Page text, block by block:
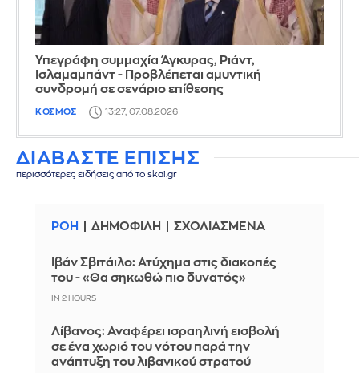
Υπεγράφη συμμαχία Άγκυρας, Ριάντ,
Ισλαμαμπάντ - Προβλέπεται αμυντική
συνδρομή σε σενάριο επίθεσης
ΚΟΣΜΟΣ 13:27, 07.08.2026
ΔΙΑΒΑΣΤΕ ΕΠΙΣΗΣ
περισσότερες ειδήσεις από το skai.gr
ΡΟΗ ΔΗΜΟΦΙΛΗ ΣΧΟΛΙΑΣΜΕΝΑ
Ιβάν Σβιτάιλο: Ατύχημα στις διακοπές
του - «Θα σηκωθώ πιο δυνατός»
IN 2 HOURS
Λίβανος: Αναφέρει ισραηλινή εισβολή
σε ένα χωριό του νότου παρά την
ανάπτυξη του λιβανικού στρατού